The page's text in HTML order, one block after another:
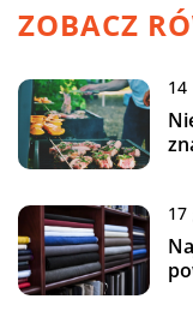
ZOBACZ
14